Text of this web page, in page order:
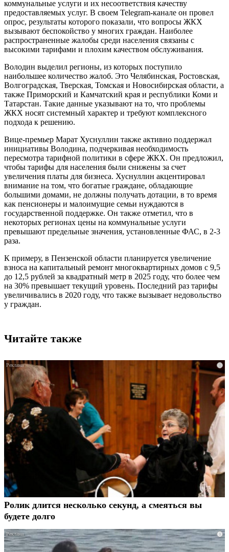
коммунальные услуги и их несоответствия качеству
предоставляемых услуг. В своем Telegram-канале он провел
опрос, результаты которого показали, что вопросы ЖКХ
вызывают беспокойство у многих граждан. Наиболее
распространенные жалобы среди населения связаны с
высокими тарифами и плохим качеством обслуживания.
Володин выделил регионы, из которых поступило
наибольшее количество жалоб. Это Челябинская, Ростовская,
Волгоградская, Тверская, Томская и Новосибирская области, а
также Приморский и Камчатский края и республики Коми и
Татарстан. Такие данные указывают на то, что проблемы
ЖКХ носят системный характер и требуют комплексного
подхода к решению.
Вице-премьер Марат Хуснуллин также активно поддержал
инициативы Володина, подчеркивая необходимость
пересмотра тарифной политики в сфере ЖКХ. Он предложил,
чтобы тарифы для населения были снижены за счет
увеличения платы для бизнеса. Хуснуллин акцентировал
внимание на том, что богатые граждане, обладающие
большими домами, не должны получать дотации, в то время
как пенсионеры и малоимущие семьи нуждаются в
государственной поддержке. Он также отметил, что в
некоторых регионах цены на коммунальные услуги
превышают предельные значения, установленные ФАС, в 2-3
раза.
К примеру, в Пензенской области планируется увеличение
взноса на капитальный ремонт многоквартирных домов с 9,5
до 12,5 рублей за квадратный метр в 2025 году, что более чем
на 30% превышает текущий уровень. Последний раз тарифы
увеличивались в 2020 году, что также вызывает недовольство
у граждан.
Читайте также
i
Ролик длится несколько секунд, а смеяться вы
будете долго
i